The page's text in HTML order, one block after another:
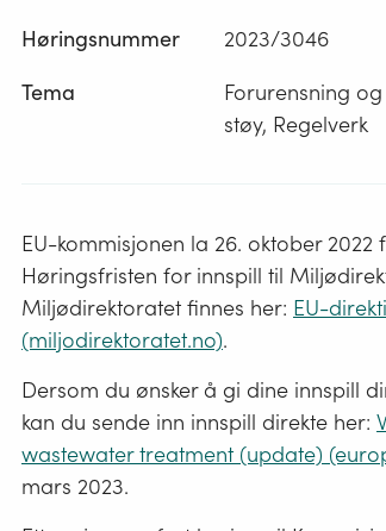
Høringsnummer 2023/3046
Tema
Forurensning og
støy, Regelverk
EU-kommisjonen la 26. oktober
Høringsfristen for innspill til
Miljødirektoratet finnes her: EU-
(miljodirektoratet.no).
Dersom du ønsker å gi dine innspill
kan du sende inn innspill direkte her:
wastewater treatment (update)
mars 2023.